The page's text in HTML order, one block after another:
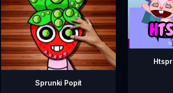
Sprunki Popit